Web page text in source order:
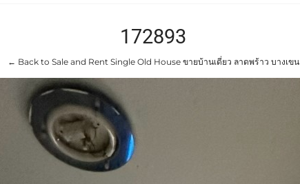
172893
← Back to Sale and Rent Single Old House ขายบ้านเดี่ยว ลาดพร้าว บางเขน